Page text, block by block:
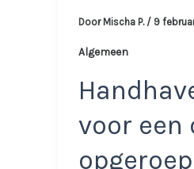
Door Mischa P. / 9
Algemeen
voor een